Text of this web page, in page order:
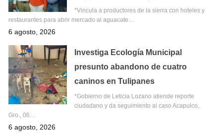
*Vincula a productores de la sierra con hoteles y
restaurantes para abrir mercado al aguacate…
6 agosto, 2026
Investiga Ecología Municipal
presunto abandono de cuatro
caninos en Tulipanes
*Gobierno de Leticia Lozano atiende reporte
ciudadano y da seguimiento al caso Acapulco,
Gro., 06…
6 agosto, 2026